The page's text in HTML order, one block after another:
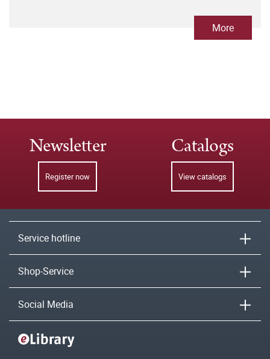
More
Newsletter
Register now
Catalogs
View catalogs
Service hotline
Shop-Service
Social Media